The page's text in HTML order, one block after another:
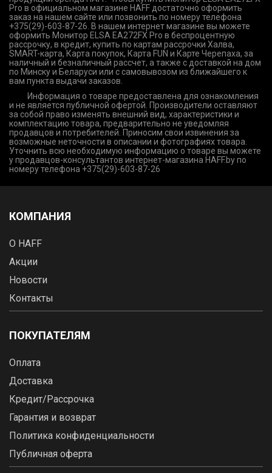
Pro в официальном магазине HAFF достаточно оформить
заказ на нашем сайте или позвонить по номеру телефона
+375(29)-603-87-26. В нашем интернет магазине вы можете
оформить Монитор ELSA EA272FX Pro в беспроцентную
рассрочку, в кредит, купить по картам рассрочки Халва,
SMART-карта, Карта покупок, Карта FUN и Карте Черепаха, за
наличный и безналичный рассчет, а также с доставкой на дом
по Минску и Беларуси или с самовывозом из ближайшего к
вам пункта выдачи заказов.
Информация о товаре предоставлена для ознакомления
и не является публичной офертой. Производители оставляют
за собой право изменять внешний вид, характеристики и
комплектацию товара, предварительно не уведомляя
продавцов и потребителей. Приносим свои извинения за
возможные неточности в описании и фотографиях товара.
Уточнить всю необходимую информацию о товаре вы можете
у продавцов-консультантов интернет-магазина HAFF.by по
номеру телефона +375(29)-603-87-26
КОМПАНИЯ
О HAFF
Акции
Новости
Контакты
ПОКУПАТЕЛЯМ
Оплата
Доставка
Кредит/Рассрочка
Гарантия и возврат
Политика конфиденциальности
Публичная оферта